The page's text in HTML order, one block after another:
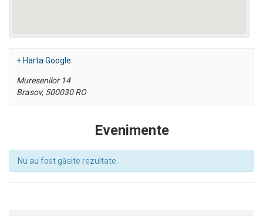
+ Harta Google
Muresenilor 14
Brasov, 500030 RO
Evenimente
Nu au fost găsite rezultate.